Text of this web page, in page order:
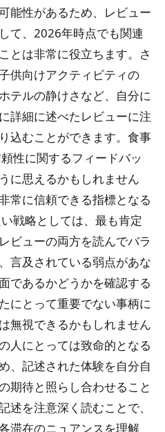
能性があるため、レビュー
て、2026年時点でも関連
とは非常に役立ちます。さ
供向けアクティビティの
テルの静けさなど、自分に
詳細に述べたレビューに注
込むことができます。食事
性に関するフィードバッ
に思えるかもしれません
常に信頼できる指標となる
戦略としては、最も肯定
ビューの両方を読んでバラ
言及されている弱点があな
であるかどうかを確認する
にとって重要でない事柄に
無視できるかもしれません
人にとっては致命的となる
、記述された体験を自分自
期待と照らし合わせること
述を注意深く読むことで、
滞在のニュアンスを理解